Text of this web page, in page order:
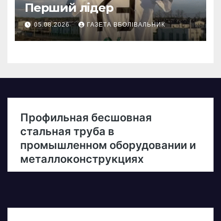
Перший лідер
05.08.2026 ГАЗЕТА ВБОЛІВАЛЬНИК